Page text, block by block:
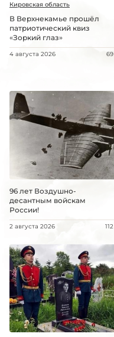
Кировская область
В Верхнекамье прошёл
патриотический квиз
«Зоркий глаз»
4 августа 2026 69
96 лет Воздушно-
десантным войскам
России!
2 августа 2026 112